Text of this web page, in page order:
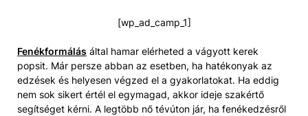
[wp_ad_camp_1]
Fenékformálás által hamar elérheted a vágyott kerek
popsit. Már persze abban az esetben, ha hatékonyak az
edzések és helyesen végzed el a gyakorlatokat. Ha eddig
nem sok sikert értél el egymagad, akkor ideje szakértő
segítséget kérni. A legtöbb nő tévúton jár, ha fenékedzésről